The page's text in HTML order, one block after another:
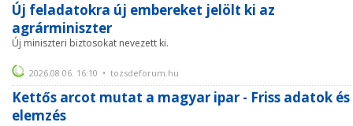
Új feladatokra új embereket jelölt ki az
agrárminiszter
Új miniszteri biztosokat nevezett ki.
2026.08.06. 16:10 • tozsdeforum.hu
Kettős arcot mutat a magyar ipar - Friss adatok és
elemzés